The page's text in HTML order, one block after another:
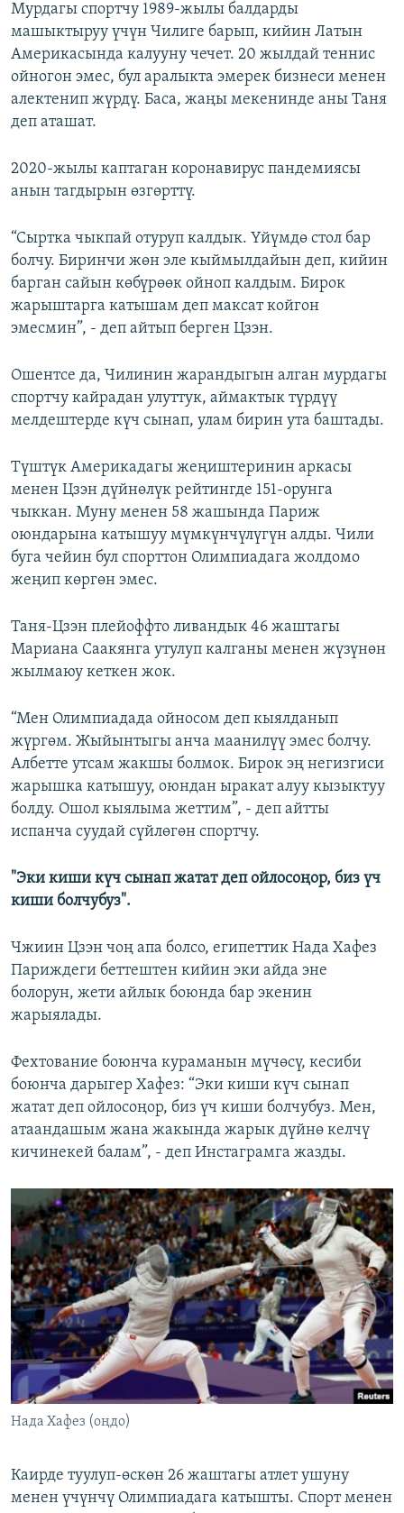
Мурдагы спортчу 1989-жылы балдарды
машыктыруу үчүн Чилиге барып, кийин Латын
Америкасында калууну чечет. 20 жылдай теннис
ойногон эмес, бул аралыкта эмерек бизнеси менен
алектенип жүрдү. Баса, жаңы мекенинде аны Таня
деп аташат.
2020-жылы каптаган коронавирус пандемиясы
анын тагдырын өзгөрттү.
“Сыртка чыкпай отуруп калдык. Үйүмдө стол бар
болчу. Биринчи жөн эле кыймылдайын деп, кийин
барган сайын көбүрөөк ойноп калдым. Бирок
жарыштарга катышам деп максат койгон
эмесмин”, - деп айтып берген Цзэн.
Ошентсе да, Чилинин жарандыгын алган мурдагы
спортчу кайрадан улуттук, аймактык түрдүү
мелдештерде күч сынап, улам бирин ута баштады.
Түштүк Америкадагы жеңиштеринин аркасы
менен Цзэн дүйнөлүк рейтингде 151-орунга
чыккан. Муну менен 58 жашында Париж
оюндарына катышуу мүмкүнчүлүгүн алды. Чили
буга чейин бул спорттон Олимпиадага жолдомо
жеңип көргөн эмес.
Таня-Цзэн плейоффто ливандык 46 жаштагы
Мариана Саакянга утулуп калганы менен жүзүнөн
жылмаюу кеткен жок.
“Мен Олимпиадада ойносом деп кыялданып
жүргөм. Жыйынтыгы анча маанилүү эмес болчу.
Албетте утсам жакшы болмок. Бирок эң негизгиси
жарышка катышуу, оюндан ыракат алуу кызыктуу
болду. Ошол кыялыма жеттим”, - деп айтты
испанча суудай сүйлөгөн спортчу.
"Эки киши күч сынап жатат деп ойлосоңор, биз үч
киши болчубуз".
Чжиин Цзэн чоң апа болсо, египеттик Нада Хафез
Париждеги беттештен кийин эки айда эне
болорун, жети айлык боюнда бар экенин
жарыялады.
Фехтование боюнча кураманын мүчөсү, кесиби
боюнча дарыгер Хафез: “Эки киши күч сынап
жатат деп ойлосоңор, биз үч киши болчубуз. Мен,
атаандашым жана жакында жарык дүйнө келчү
кичинекей балам”, - деп Инстаграмга жазды.
Нада Хафез (оңдо)
Каирде туулуп-өскөн 26 жаштагы атлет ушуну
менен үчүнчү Олимпиадага катышты. Спорт менен